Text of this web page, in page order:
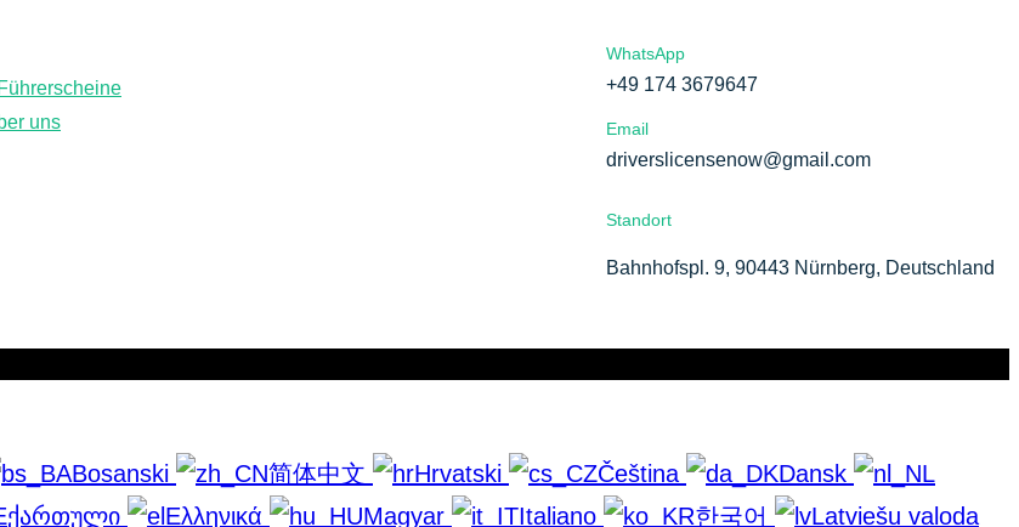
uns
WhatsApp
+49 174 3679647
Email
driverslicensenow@gmail.com
Standort
Bahnhofspl. 9, 90443 Nürnberg, Deutschland
Bosanski 简体中文 Hrvatski Čeština
Dansk
ქართული Ελληνικά Magyar Italiano 한국어 Latviešu valoda